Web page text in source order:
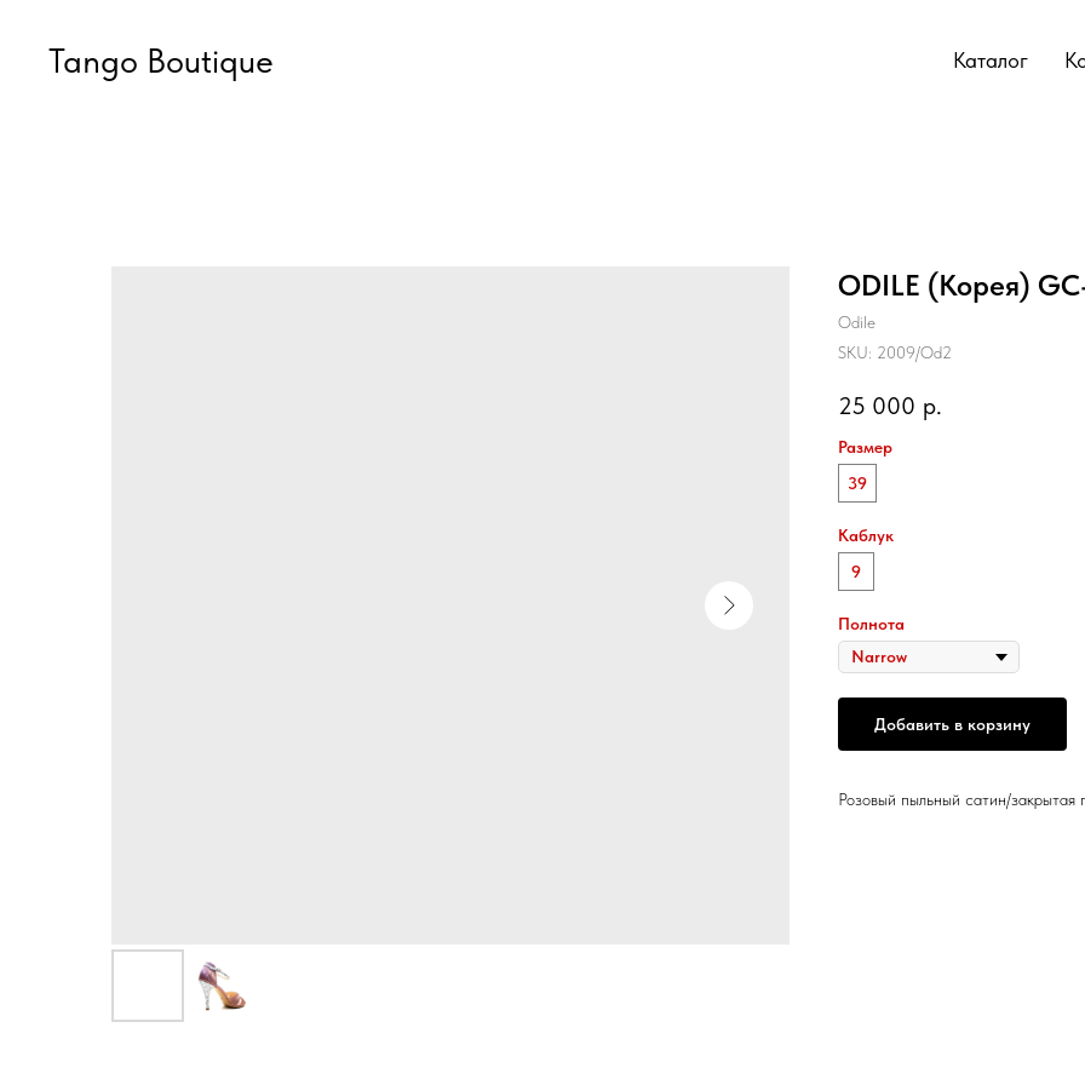
Tango Boutique Каталог
ODILE (Корея)
Odile
SKU: 2009/Od2
25 000 р.
Размер
39
Каблук
9
Полнота
Добавить в корзину
Розовый пыльный сатин/закрытая